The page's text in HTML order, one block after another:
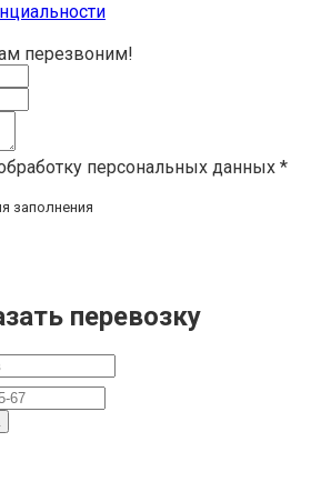
перезвоним!
персональных данных *
заполнения
перевозку